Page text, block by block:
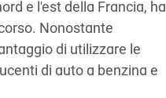
e l'est della Francia, ha
Nonostante
di utilizzare le
di auto a benzina e